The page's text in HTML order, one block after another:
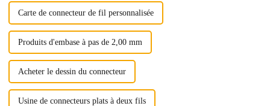
Carte de connecteur de fil personnalisée
Produits d'embase à pas de 2,00 mm
Acheter le dessin du connecteur
Usine de connecteurs plats à deux fils